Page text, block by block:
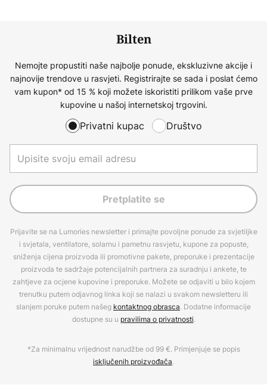
Bilten
Nemojte propustiti naše najbolje ponude, ekskluzivne akcije i
najnovije trendove u rasvjeti. Registrirajte se sada i poslat ćemo
vam kupon* od 15 % koji možete iskoristiti prilikom vaše prve
kupovine u našoj internetskoj trgovini.
Privatni kupac Društvo
Pretplatite se
Prijavite se na Lumories newsletter i primajte povoljne ponude za svjetiljke
i svjetala, ventilatore, solarnu i pametnu rasvjetu, kupone za popuste,
sniženja cijena proizvoda ili promotivne pakete, preporuke i prezentacije
proizvoda te sadržaje potencijalnih partnera za suradnju i ankete, te
zahtjeve za ocjene kupovine i preporuke. Možete se odjaviti u bilo kojem
trenutku putem odjavnog linka koji se nalazi u svakom newsletteru ili
slanjem poruke putem našeg kontaktnog obrasca. Dodatne informacije
dostupne su u pravilima o privatnosti.
*Za minimalnu vrijednost narudžbe od 99 €. Primjenjuje se popis
isključenih proizvođača.